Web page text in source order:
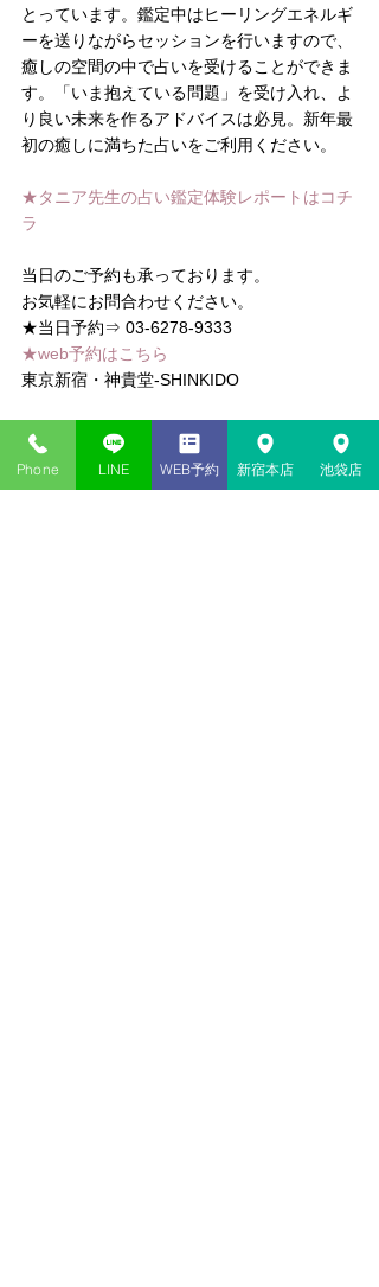
とっています。鑑定中はヒーリングエネルギ
ーを送りながらセッションを行いますので、
癒しの空間の中で占いを受けることができま
す。「いま抱えている問題」を受け入れ、よ
り良い未来を作るアドバイスは必見。新年最
初の癒しに満ちた占いをご利用ください。
★タニア先生の占い鑑定体験レポートはコチ
ラ
当日のご予約も承っております。
お気軽にお問合わせください。
★当日予約⇒ 03-6278-9333
★web予約はこちら
東京新宿・神貴堂-SHINKIDO
#タロット #タニア #チャネリング
#ヒーリン
グ #レイキ #トートタロット #手相 #数秘術
Phone LINE WEB予約 新宿本店 池袋店